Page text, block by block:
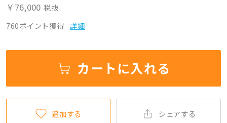
￥76,000 税抜
760ポイント獲得 詳細
カートに入れる
追加する シェアする